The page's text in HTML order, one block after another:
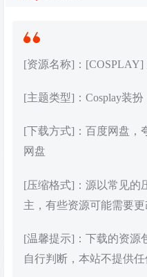
[资源名称]：[COSPLAY]
[主题类型]：Cosplay装
[下载方式]：百度网盘，
网盘
[压缩格式]：源以常见的
主，有些资源可能需要
[温馨提示]：下载的资源
自行判断，本站不提供任